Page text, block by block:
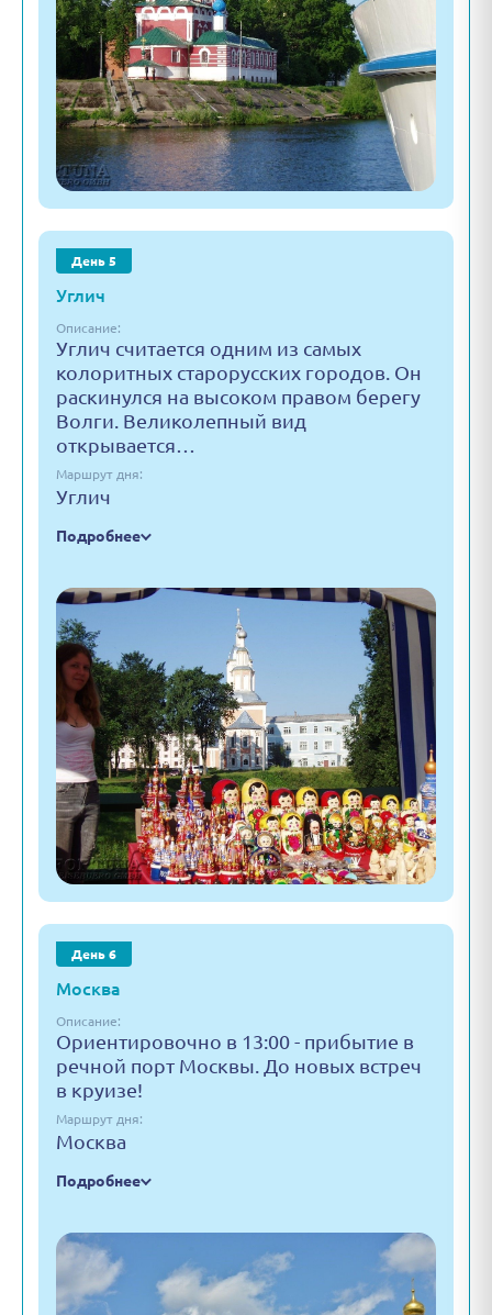
День 5
Углич
Описание:
Углич считается одним из самых
колоритных старорусских городов. Он
раскинулся на высоком правом берегу
Волги. Великолепный вид
открывается…
Маршрут дня:
Углич
Подробнее
День 6
Москва
Описание:
Ориентировочно в 13:00 - прибытие в
речной порт Москвы. До новых встреч
в круизе!
Маршрут дня:
Москва
Подробнее